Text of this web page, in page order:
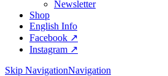
Newsletter
Shop
English Info
Facebook ↗︎
Instagram ↗︎
Skip NavigationNavigation